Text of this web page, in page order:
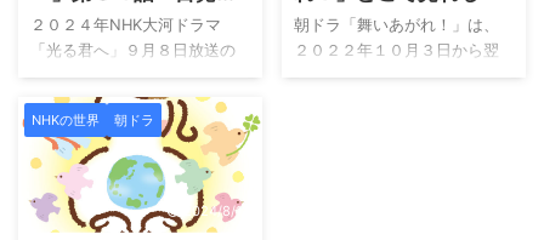
村から始まった兄弟の人生
が、やがて戦国の大舞台へと
歩となる場所が清州城なので
す。 清洲城とはどんな城か 清
洲城は、尾張国の中心に築か
れた城であり、戦国時代には
織田信長が ...
すび」の主題歌にB’zが採用さ
れました。純日本的な「おむ
め」 中宮彰子が、伊
周が、何に目覚めまし
た？
２０２４年NHK大河ドラマ
「光る君へ」９月８日放送の
第３４話です。 今回タイトル
は「目覚め」です。 この回の
気になったところを紹介しま
す。 動画配信サービス「大河
ドラマ」はU-nexが最適です。
過去の放送も一気に鑑賞で
き、現在の放送回に追いつい
朝ドラ「舞いあがれ！」は、
２０２２年１０月３日から翌
３月３１日まで放送された第
NHKの世界 朝ドラ
2024/8/13